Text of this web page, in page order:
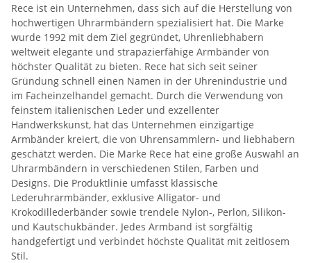
Rece ist ein Unternehmen, dass sich auf die Herstellung von
hochwertigen Uhrarmbändern spezialisiert hat. Die Marke
wurde 1992 mit dem Ziel gegründet, Uhrenliebhabern
weltweit elegante und strapazierfähige Armbänder von
höchster Qualität zu bieten. Rece hat sich seit seiner
Gründung schnell einen Namen in der Uhrenindustrie und
im Facheinzelhandel gemacht. Durch die Verwendung von
feinstem italienischen Leder und exzellenter
Handwerkskunst, hat das Unternehmen einzigartige
Armbänder kreiert, die von Uhrensammlern- und liebhabern
geschätzt werden. Die Marke Rece hat eine große Auswahl an
Uhrarmbändern in verschiedenen Stilen, Farben und
Designs. Die Produktlinie umfasst klassische
Lederuhrarmbänder, exklusive Alligator- und
Krokodillederbänder sowie trendele Nylon-, Perlon, Silikon-
und Kautschukbänder. Jedes Armband ist sorgfältig
handgefertigt und verbindet höchste Qualität mit zeitlosem
Stil.